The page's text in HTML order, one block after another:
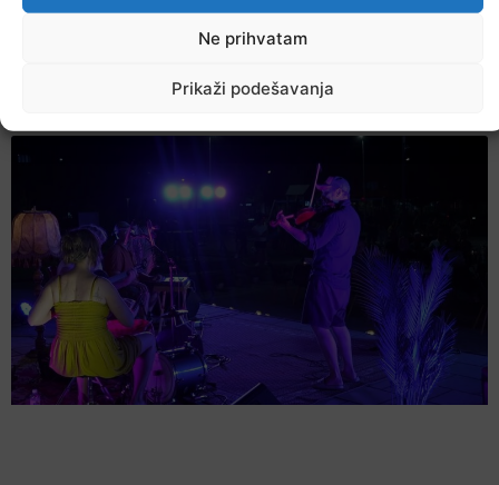
Ne prihvatam
Prikaži podešavanja
U TK povećan broj požara